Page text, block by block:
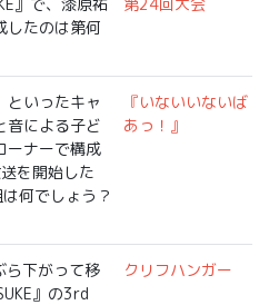
したのは第何
といったキャ
音による子ど
ーナーで構成
を開始した
何でしょう？
『いないいないば
あっ！』
ら下がって移
』の3rd
クリフハンガー